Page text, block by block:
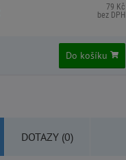
79 Kč
bez DPH
Do košíku
DOTAZY (0)